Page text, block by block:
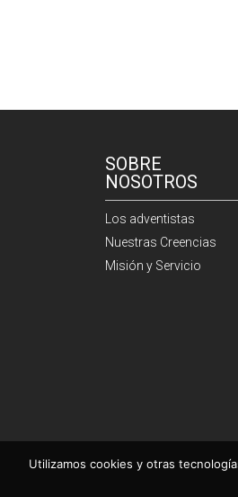
SOBRE
NOSOTROS
Los adventistas
Nuestras Creencias
Misión y Servicio
Utilizamos cookies y otras